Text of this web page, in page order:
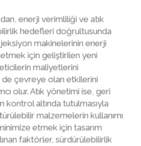
enerji verimliliği ve atık
hedefleri doğrultusunda
makinelerinin enerji
için geliştirilen yeni
maliyetlerini
çevreye olan etkilerini
olur. Atık yönetimi ise, geri
kontrol altında tutulmasıyla
malzemelerin kullanımı
etmek için tasarım
faktörler, sürdürülebilirlik